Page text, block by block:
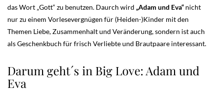
das Wort „Gott“ zu benutzen. Daurch wird „Adam und Eva“ nicht
nur zu einem Vorlesevergnügen für (Heiden-)Kinder mit den
Themen Liebe, Zusammenhalt und Veränderung, sondern ist auch
als Geschenkbuch für frisch Verliebte und Brautpaare interessant.
Darum geht´s in Big Love: Adam und
Eva